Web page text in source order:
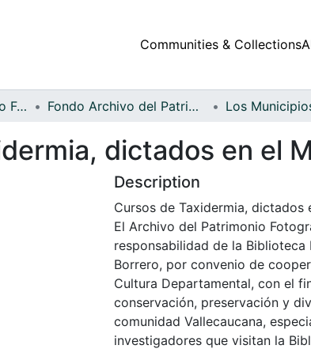
Communities & Collections
Archivo del Patrimonio Fotográfico y Fílmico del Valle del Cauca Fondo Archivo del Patrimonio Fotográfico y Fílmico del Valle del Cauca Los
dictados en el
Description
Cursos de Taxidermia, dictados
El Archivo del Patrimonio
responsabilidad de la
Borrero, por convenio de
Cultura Departamental, con el
conservación, preservación y
comunidad Vallecaucana,
investigadores que visitan la